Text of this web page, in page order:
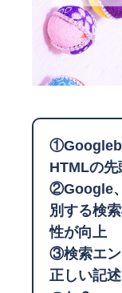
HTMLの
②Google
別する検
性が向上
③検索エン
正しい記